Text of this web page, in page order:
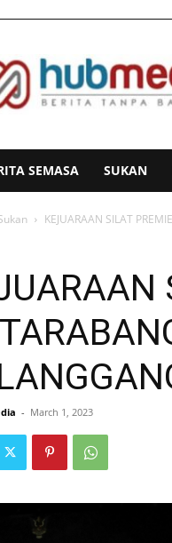
SEMASA SUKAN
KEJUARAAN SILAT
- March 1, 2023